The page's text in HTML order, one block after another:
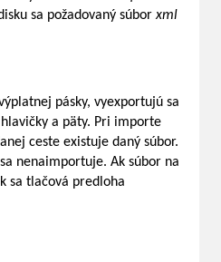
sa požadovaný súborxml
pásky, vyexportujú sa
a päty. Pri importe
ceste existuje daný súbor.
nenaimportuje. Ak súbor na
sa tlačová predloha